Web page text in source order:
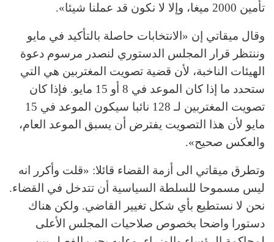
تأمين 2000 ميغا، وإلا لا نكون قد عملنا شيئا».
وقال ميقاتي إن «الانتخابات حاصلة بالتأكيد في مايو
وننتظر قرار المجلس الدستوري لنصدر مرسوم دعوة
الهيئات الناخبة، لأن قضية تصويت المغتربين هي التي
ستحدد ما إذا كان الموعد في 8 أو 15 مايو. فإذا كان
تصويت المغتربين لـ 128 نائبا سيكون الموعد في 15
مايو لأن هذا التصويت يفترض أن يسبق الموعد العام،
والعكس صحيح».
وتطرق ميقاتي الى أزمة القضاء قائلا: «قلت وأكرر انه
ليس مسموحا للسلطة السياسية أن تتدخل في القضاء.
نحن لا نستطيع بأي شكل تغيير القاضي. ولكن هناك
دستورا واضحا بخصوص صلاحيات المجلس الأعلى